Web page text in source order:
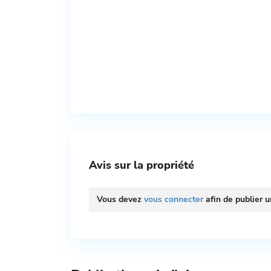
Avis sur la propriété
Vous devez vous connecterafin de publier